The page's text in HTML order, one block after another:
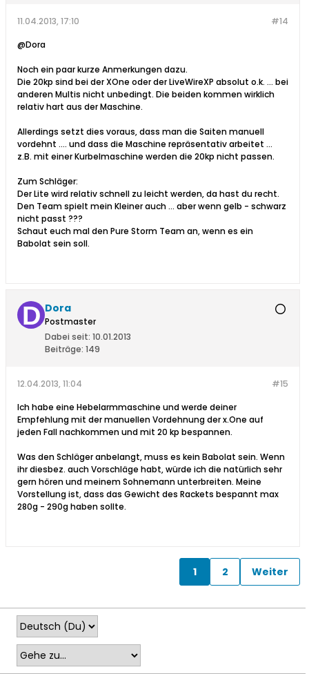
#14
11.04.2013, 17:10
@Dora
Noch ein paar kurze Anmerkungen dazu.
Die 20kp sind bei der XOne oder der LiveWireXP absolut o.k. ... bei
anderen Multis nicht unbedingt. Die beiden kommen wirklich
relativ hart aus der Maschine.
Allerdings setzt dies voraus, dass man die Saiten manuell
vordehnt .... und dass die Maschine repräsentativ arbeitet ...
z.B. mit einer Kurbelmaschine werden die 20kp nicht passen.
Zum Schläger:
Der Lite wird relativ schnell zu leicht werden, da hast du recht.
Den Team spielt mein Kleiner auch ... aber wenn gelb - schwarz
nicht passt ???
Schaut euch mal den Pure Storm Team an, wenn es ein
Babolat sein soll.
Dora
Postmaster
Dabei seit: 10.01.2013
Beiträge: 149
#15
12.04.2013, 11:04
Ich habe eine Hebelarmmaschine und werde deiner
Empfehlung mit der manuellen Vordehnung der x.One auf
jeden Fall nachkommen und mit 20 kp bespannen.
Was den Schläger anbelangt, muss es kein Babolat sein. Wenn
ihr diesbez. auch Vorschläge habt, würde ich die natürlich sehr
gern hören und meinem Sohnemann unterbreiten. Meine
Vorstellung ist, dass das Gewicht des Rackets bespannt max
280g - 290g haben sollte.
1 2 Weiter